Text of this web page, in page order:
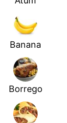
Banana
Borrego